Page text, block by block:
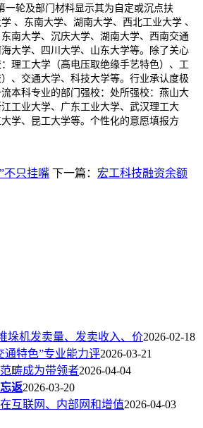
一轮及部门材料显示其为自定或沉点扶
、东南大学、湖南大学、西北工业大学 、
南大学、沉庆大学、湖南大学、西南交通
大学、四川大学、山东大学等。除了关心
：理工大学（高电压取绝缘手艺特色）、工
、交通大学、科技大学等。行业承认度极
本科专业的部门强校：处所强校：燕山大
工业大学、广东工业大学、武汉理工大
学、昆工大学等。个性化的意愿填报方
不只挂嘴 下一篇： 宏工科技融资余额
垛机发卖量、发卖收入、价2026-02-18
通特色”专业能力评2026-03-21
畴成为带领者2026-04-04
返2026-03-20
互联网、内部网和增值2026-04-03